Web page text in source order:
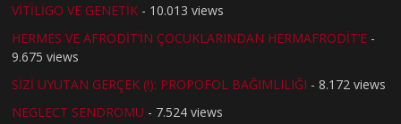
VİTİLİGO VE GENETİK - 10.013 views
HERMES VE AFRODİT’İN ÇOCUKLARINDAN HERMAFRODİT’E -
9.675 views
SİZİ UYUTAN GERÇEK (!): PROPOFOL BAĞIMLILIĞI - 8.172 views
NEGLECT SENDROMU - 7.524 views